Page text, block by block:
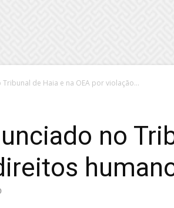
de Haia e na OEA por violação...
no